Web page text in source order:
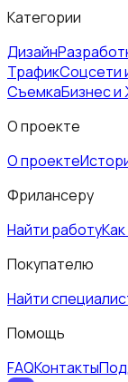
Категории
Дизайн
ТрафикСоцсети
СъемкаБизнес и
О проекте
О проекте
Фрилансеру
Найти работу
Покупателю
Найти
Помощь
FAQКонтакты